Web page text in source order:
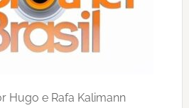
Hugo e Rafa Kalimann